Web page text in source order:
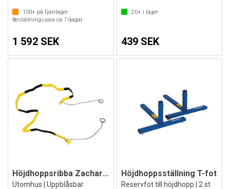
100+ på fjärrlager.
Beställningsvara ca.7 dagar
1 592 SEK
20+i lager
439 SEK
Höjdhoppsribba Zacharias mjuk
Utomhus | Uppblåsbar
Höjdhoppsställning T-fot
Reservfot till höjdhopp | 2 st